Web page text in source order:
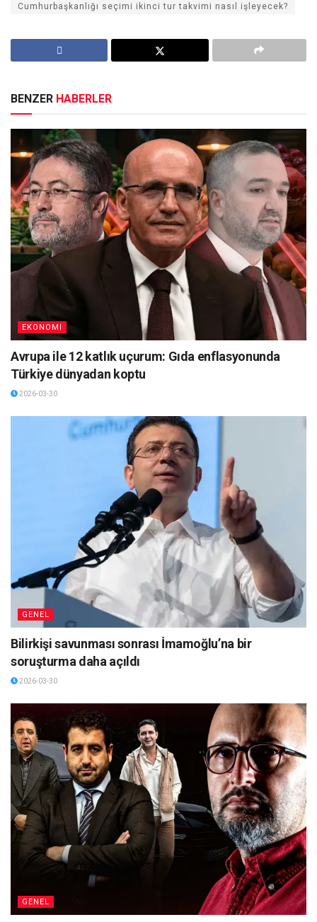
Cumhurbaşkanlığı seçimi ikinci tur takvimi nasıl işleyecek?
BENZER HABERLER
EKONOMI
Avrupa ile 12 katlık uçurum: Gıda enflasyonunda
Türkiye dünyadan koptu
2026-03-30
GENEL
Bilirkişi savunması sonrası İmamoğlu’na bir
soruşturma daha açıldı
2026-03-30
GENEL